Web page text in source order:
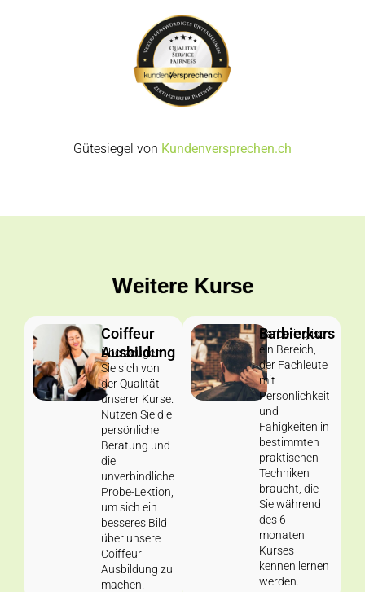
Gütesiegel von Kundenversprechen.ch
Weitere Kurse
Coiffeur
Ausbildung
Überzeugen
Sie sich von
der Qualität
unserer Kurse.
Nutzen Sie die
persönliche
Beratung und
die
unverbindliche
Probe-Lektion,
um sich ein
besseres Bild
über unsere
Coiffeur
Ausbildung zu
machen.
Barbierkurs​
Barbering ist
ein Bereich,
der Fachleute
mit
Persönlichkeit
und
Fähigkeiten in
bestimmten
praktischen
Techniken
braucht, die
Sie während
des 6-
monaten
Kurses
kennen lernen
werden.